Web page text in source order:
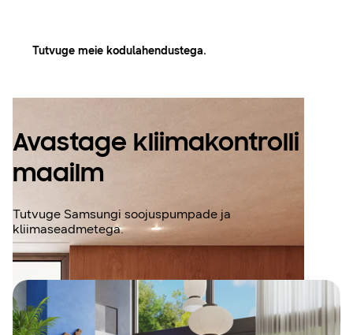
Tutvuge meie kodulahendustega.
Avastage kliimakontrolli
maailm
Tutvuge Samsungi soojuspumpade ja
kliimaseadmetega.